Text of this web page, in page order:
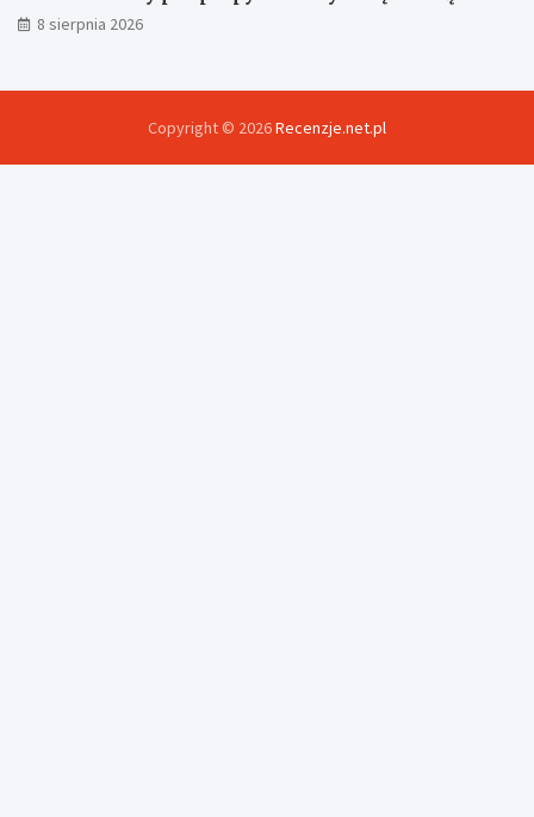
8 sierpnia 2026
Copyright © 2026Recenzje.net.pl